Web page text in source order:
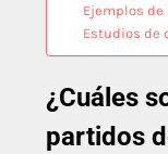
Ejemplos
Estudios de
¿Cuáles
partidos